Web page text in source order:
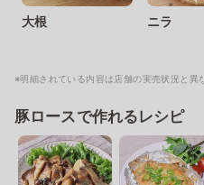
大根 ニラ
※明細されている内容は店舗の実売状況と異
豚ロースで作れるレシピ